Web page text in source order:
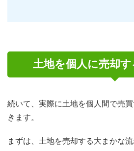
土地を個人に売却
続いて、実際に土地を個人間で売
きます。
まずは、土地を売却する大まかな流